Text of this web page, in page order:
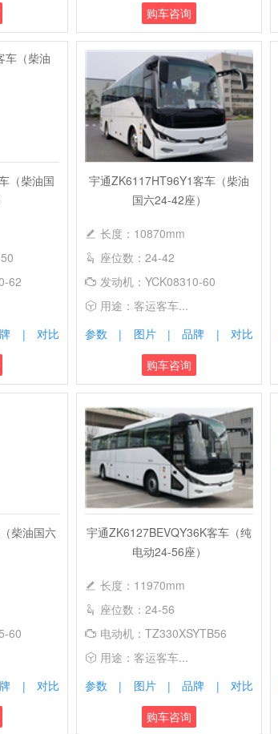
购车咨询
（柴油国
62
|
对比
宇通ZK6117HT96Y1客车（柴油
国六24-42座）
长度：10870mm
座位数：24-42
发动机：YCK08310-60
用途：客运客车...
参数
| 图片 | 品牌 |
对比
购车咨询
柴油国六
60
|
对比
宇通ZK6127BEVQY36K客车（纯
电动24-56座）
长度：11970mm
座位数：24-56
电动机：TZ330XSYTB56
用途：客运客车...
参数
| 图片 | 品牌 |
对比
购车咨询